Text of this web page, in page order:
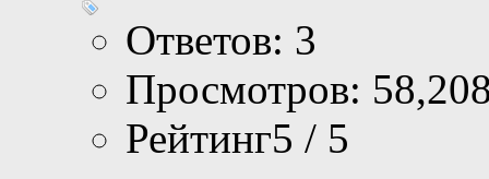
Ответов: 3
Просмотров:
Рейтинг5 / 5